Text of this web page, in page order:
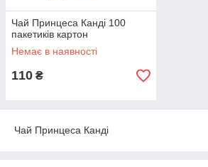
Чай Принцеса Канді 100
пакетиків картон
Немає в наявності
110 ₴
Чай Принцеса Канді